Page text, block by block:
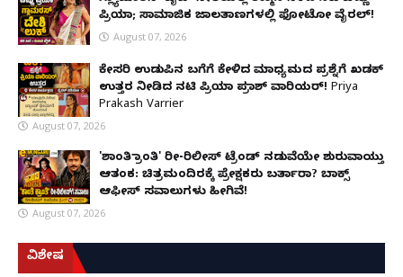
ಪ್ರಿಯಾ; ಸಾಮಾಜಿಕ ಜಾಲತಾಣಗಳಲ್ಲಿ ಫೋಟೋ ವೈರಲ್!
August 07, 2026
ಕೇಸರಿ ಉಡುಪಿನ ಬಗೆಗೆ ಕೇಳಿದ ಮಾಧ್ಯಮದ ಪ್ರಶ್ನೆಗೆ ಖಡಕ್
ಉತ್ತರ ನೀಡಿದ ನಟಿ ಪ್ರಿಯಾ ಪ್ರಕಾಶ್ ವಾರಿಯರ್! Priya
Prakash Varrier
August 07, 2026
'ಶಾಂತಿ ಕ್ರಾಂತಿ' ರೀ-ರಿಲೀಸ್ ಟ್ರೆಂಡ್ ನಡುವೆಯೇ ಶುರುವಾಯ್ತು
ಆತಂಕ: ಚಿತ್ರಮಂದಿರಕ್ಕೆ ಪ್ರೇಕ್ಷಕರು ಬರ್ತಾರಾ? ಬಾಕ್ಸ್
ಆಫೀಸ್ ಸವಾಲುಗಳು ಹೀಗಿವೆ!
August 07, 2026
ವಿಶೇಷ